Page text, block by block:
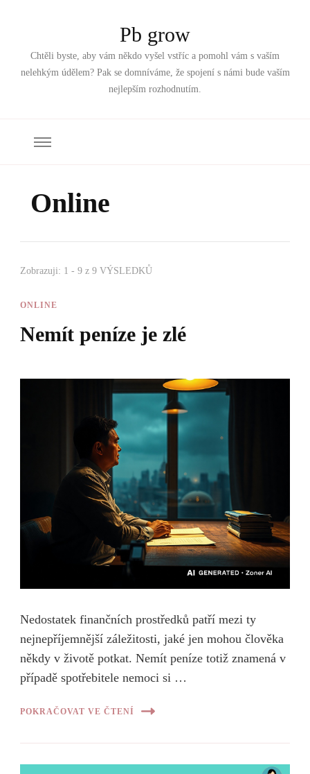
Pb grow
Chtěli byste, aby vám někdo vyšel vstříc a pomohl vám s vaším
nelehkým údělem? Pak se domníváme, že spojení s námi bude vaším
nejlepším rozhodnutím.
Online
Zobrazuji: 1 - 9 z 9 VÝSLEDKŮ
ONLINE
Nemít peníze je zlé
Nedostatek finančních prostředků patří mezi ty
nejnepříjemnější záležitosti, jaké jen mohou člověka
někdy v životě potkat. Nemít peníze totiž znamená v
případě spotřebitele nemoci si …
POKRAČOVAT VE ČTENÍ